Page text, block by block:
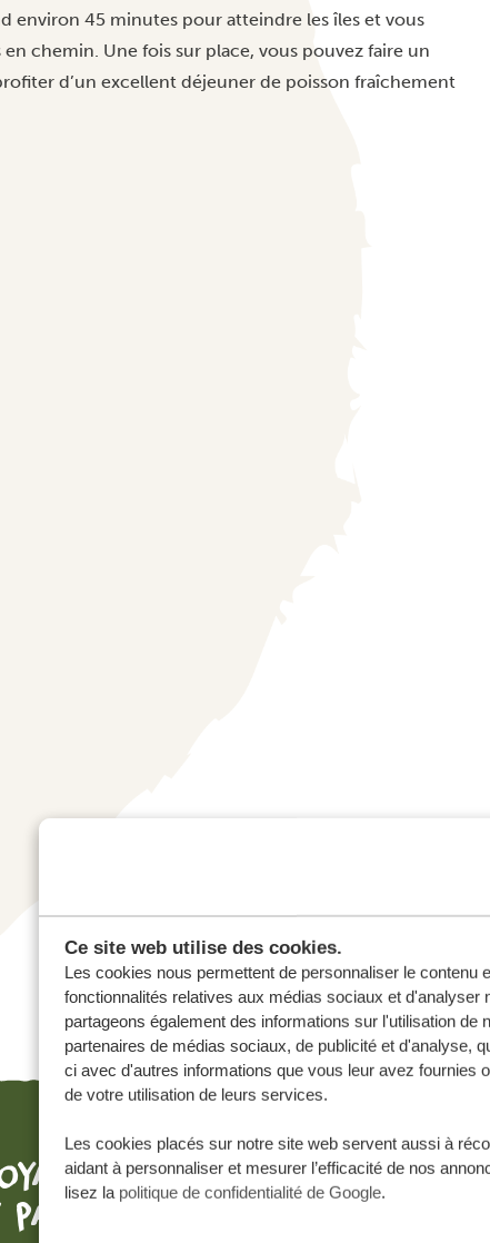
Ce site web utilise des cookies.
Les cookies nous permettent de personnaliser le contenu
fonctionnalités relatives aux médias sociaux et d'analyser
partageons également des informations sur l'utilisation de
partenaires de médias sociaux, de publicité et d'analyse,
ci avec d'autres informations que vous leur avez fournies
de votre utilisation de leurs services.
Les cookies placés sur notre site web servent aussi à
aidant à personnaliser et mesurer l’efficacité de nos
lisez la politique de confidentialité de Google.
environ 45 minutes pour atteindre les îles et vous
chemin. Une fois sur place, vous pouvez faire un
d’un excellent déjeuner de poisson fraîchement
de vos rêves,
par ici.